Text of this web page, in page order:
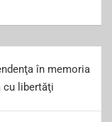
în memoria
cu libertăţi